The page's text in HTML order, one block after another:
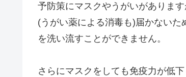
予防策にマスクやうがいがありま
(うがい薬による消毒も)届かない
を洗い流すことができません。
さらにマスクをしても免疫力が低